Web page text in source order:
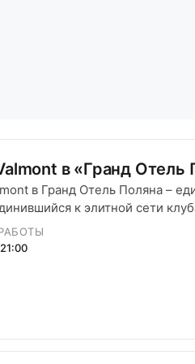
в «Гранд Отель
в Гранд Отель Поляна –
к элитной сети
фешенебельных отелей
SPA Valmont предлагает